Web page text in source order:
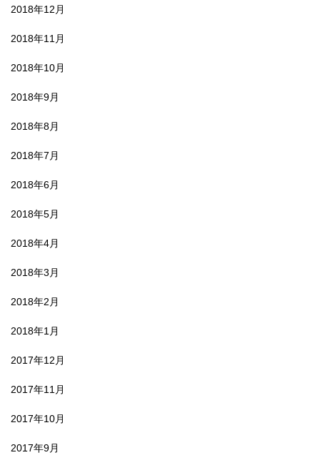
2018年12月
2018年11月
2018年10月
2018年9月
2018年8月
2018年7月
2018年6月
2018年5月
2018年4月
2018年3月
2018年2月
2018年1月
2017年12月
2017年11月
2017年10月
2017年9月